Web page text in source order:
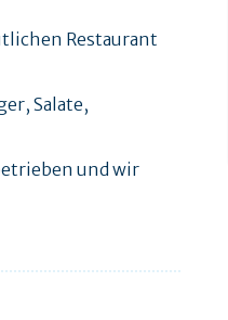
Restaurant
Salate,
und wir